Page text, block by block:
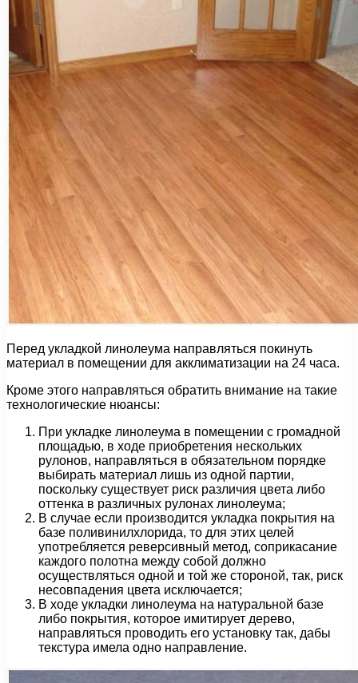
Перед укладкой линолеума направляться покинуть
материал в помещении для акклиматизации на 24 часа.
Кроме этого направляться обратить внимание на такие
технологические нюансы:
При укладке линолеума в помещении с громадной
площадью, в ходе приобретения нескольких
рулонов, направляться в обязательном порядке
выбирать материал лишь из одной партии,
поскольку существует риск различия цвета либо
оттенка в различных рулонах линолеума;
В случае если производится укладка покрытия на
базе поливинилхлорида, то для этих целей
употребляется реверсивный метод, соприкасание
каждого полотна между собой должно
осуществляться одной и той же стороной, так, риск
несовпадения цвета исключается;
В ходе укладки линолеума на натуральной базе
либо покрытия, которое имитирует дерево,
направляться проводить его установку так, дабы
текстура имела одно направление.